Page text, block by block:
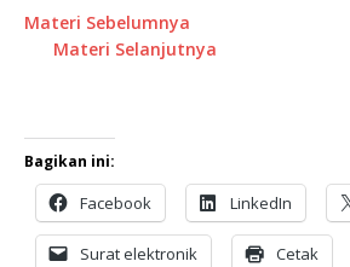
Materi Sebelumnya
Materi Selanjutnya
Bagikan ini:
Facebook LinkedIn
Surat elektronik Cetak